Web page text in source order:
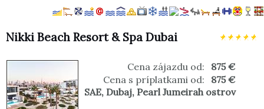
Nikki Beach Resort & Spa Dubai
Cena zájazdu od:
875 €
Cena s príplatkami od:
875 €
SAE, Dubaj, Pearl Jumeirah ostrov